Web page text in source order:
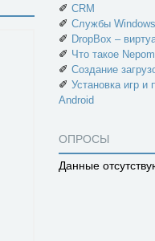
✐ CRM
✐ Службы Windows
✐ DropBox –
✐ Что такое
✐ Создание
✐ Установка игр и
Android
ОПРОСЫ
Данные